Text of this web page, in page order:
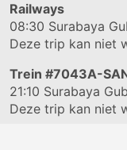
Railways
08:30 Surabaya
Deze trip kan niet
Trein #7043A-
21:10 Surabaya
Deze trip kan niet